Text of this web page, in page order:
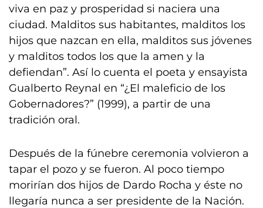
viva en paz y prosperidad si naciera una
ciudad. Malditos sus habitantes, malditos los
hijos que nazcan en ella, malditos sus jóvenes
y malditos todos los que la amen y la
defiendan”. Así lo cuenta el poeta y ensayista
Gualberto Reynal en “¿El maleficio de los
Gobernadores?” (1999), a partir de una
tradición oral.
Después de la fúnebre ceremonia volvieron a
tapar el pozo y se fueron. Al poco tiempo
morirían dos hijos de Dardo Rocha y éste no
llegaría nunca a ser presidente de la Nación.